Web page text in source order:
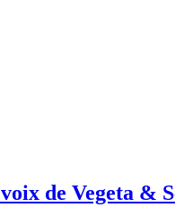
de Vegeta &